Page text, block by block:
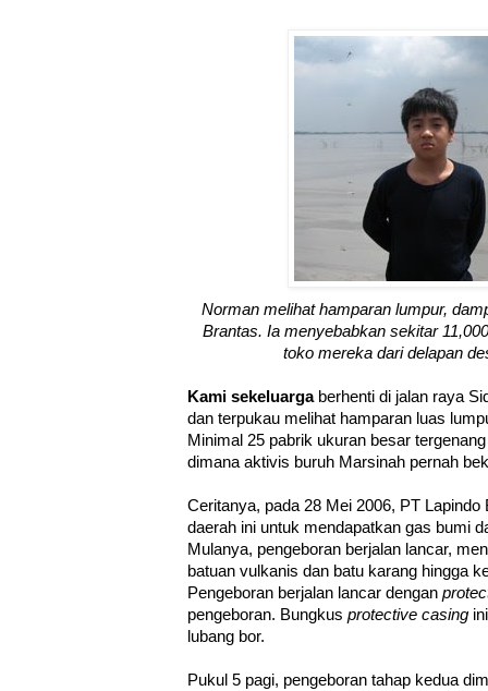
Norman melihat hamparan lumpur,
Brantas. Ia menyebabkan sekitar
toko mereka dari delapan
Kami sekeluargaberhenti di jalan raya
dan terpukau melihat hamparan luas
Minimal 25 pabrik ukuran besar
dimana aktivis buruh Marsinah pernah
Ceritanya, pada 28 Mei 2006, PT
daerah ini untuk mendapatkan gas bumi
Mulanya, pengeboran berjalan lancar,
batuan vulkanis dan batu karang hingga
Pengeboran berjalan lancar dengan
pengeboran. Bungkus protective casing
lubang bor.
Pukul 5 pagi, pengeboran tahap kedua